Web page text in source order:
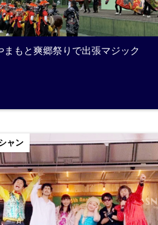
もと爽郷祭りで出張マジック
ャン